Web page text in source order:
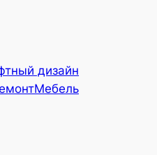
дизайн
Мебель